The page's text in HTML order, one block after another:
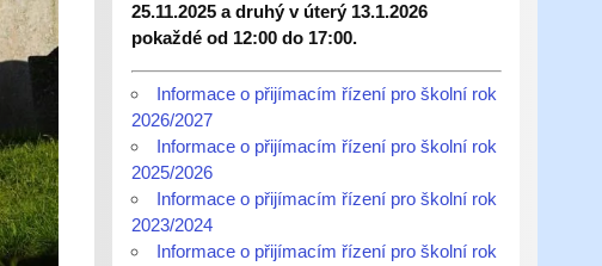
25.11.2025 a druhý v úterý 13.1.2026
pokaždé od 12:00 do 17:00.
Informace o přijímacím řízení pro školní rok
2026/2027
Informace o přijímacím řízení pro školní rok
2025/2026
Informace o přijímacím řízení pro školní rok
2023/2024
Informace o přijímacím řízení pro školní rok